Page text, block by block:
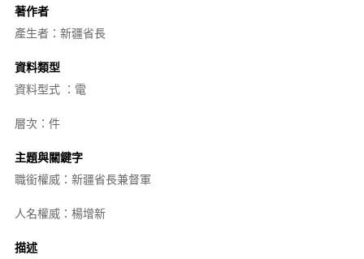
著作者
產生者：新疆省長
資料類型
資料型式 ：電
層次：件
主題與關鍵字
職銜權威：新疆省長兼督軍
人名權威：楊增新
描述